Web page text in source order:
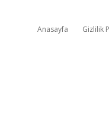
Anasayfa Gizlilik